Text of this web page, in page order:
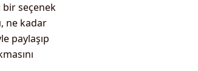
seçenek
ne kadar
paylaşıp